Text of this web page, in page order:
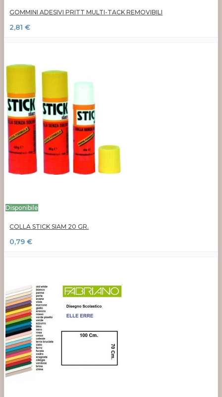
GOMMINI ADESIVI PRITT MULTI-TACK REMOVIBILI
2,81 €
Disponibile
COLLA STICK SIAM 20 GR.
0,79 €